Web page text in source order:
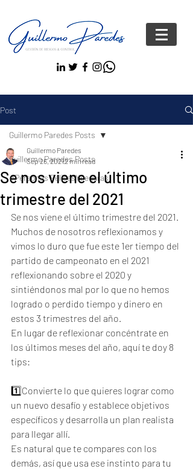
Post
Guillermo Paredes Posts
#Personas FelicesYseguras
Guillermo Paredes Posts
Se nos viene el último
trimestre del 2021
Guillermo Paredes
Sep 26, 20212 min read
Se nos viene el último trimestre del 2021.
Muchos de nosotros reflexionamos y
vimos lo duro que fue este 1er tiempo del
partido de campeonato en el 2021
reflexionando sobre el 2020 y
sintiéndonos mal por lo que no hemos
logrado o perdido tiempo y dinero en
estos 3 trimestres del año.
En lugar de reflexionar concéntrate en
los últimos meses del año, aquí te doy 8
tips:
1️⃣Convierte lo que quieres lograr como
un nuevo desafío y establece objetivos
específicos y desarrolla un plan realista
para llegar allí.
Es natural que te compares con los
demás, así que usa ese instinto para tu